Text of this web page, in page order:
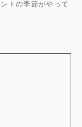
トの季節がやって